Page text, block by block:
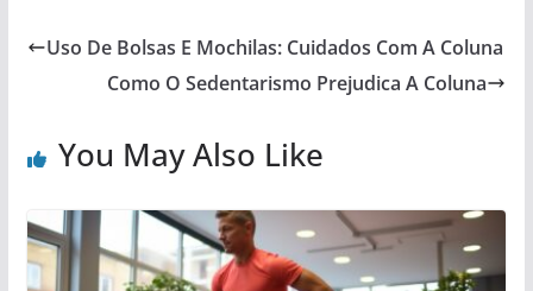
Uso De Bolsas E Mochilas: Cuidados Com A Coluna
Como O Sedentarismo Prejudica A Coluna
You May Also Like